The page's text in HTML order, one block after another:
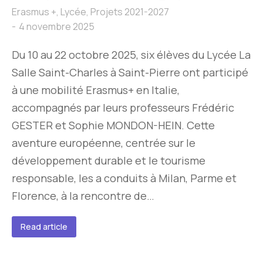
Erasmus +, Lycée, Projets 2021-2027
4 novembre 2025
Du 10 au 22 octobre 2025, six élèves du Lycée La
Salle Saint-Charles à Saint-Pierre ont participé
à une mobilité Erasmus+ en Italie,
accompagnés par leurs professeurs Frédéric
GESTER et Sophie MONDON-HEIN. Cette
aventure européenne, centrée sur le
développement durable et le tourisme
responsable, les a conduits à Milan, Parme et
Florence, à la rencontre de…
Read article